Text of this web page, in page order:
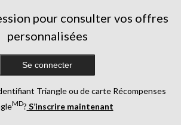
pour consulter vos offres
personnalisées
Se connecter
Triangle ou de carte Récompenses
MD? S’inscrire maintenant